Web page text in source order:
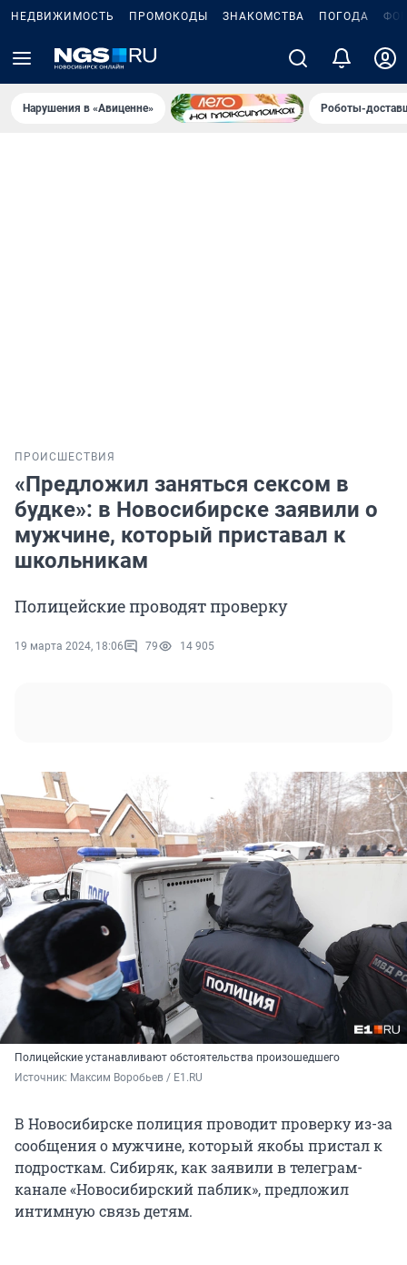
НЕДВИЖИМОСТЬ ПРОМОКОДЫ ЗНАКОМСТВА ПОГОДА
Нарушения в «Авиценне» Роботы-
ПРОИСШЕСТВИЯ
«Предложил заняться сексом в
будке»: в Новосибирске заявили о
мужчине, который приставал к
школьникам
Полицейские проводят проверку
19 марта 2024, 18:06 79 14 905
Полицейские устанавливают обстоятельства произошедшего
Источник: Максим Воробьев / E1.RU
В Новосибирске полиция проводит проверку из-за
сообщения о мужчине, который якобы пристал к
подросткам. Сибиряк, как заявили в телеграм-
канале «Новосибирский паблик», предложил
интимную связь детям.